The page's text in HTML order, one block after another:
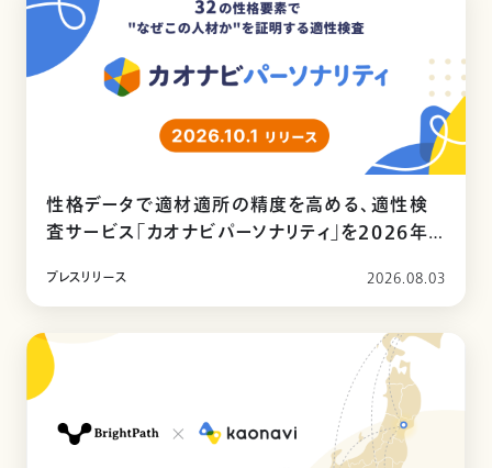
性格データで適材適所の精度を高める、適性検
査サービス「カオナビパーソナリティ」を2026年
プレスリリース 2026.08.03